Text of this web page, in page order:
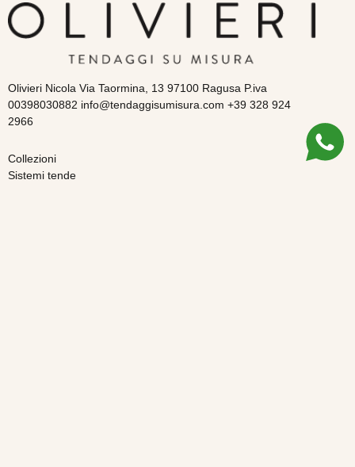
Olivieri Nicola Via Taormina, 13 97100 Ragusa P.iva
00398030882 info@tendaggisumisura.com +39 328 924
2966
Collezioni
Sistemi tende